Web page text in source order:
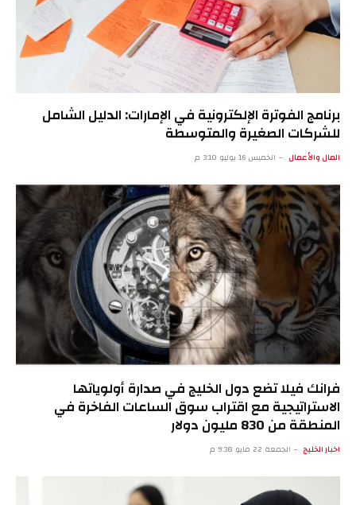
برنامج الفوترة الإلكترونية في الإمارات: الدليل الشامل
للشركات الصغيرة والمتوسطة
المال والأعمال الخميس 16 يوليو 3:10 م
فرانك فيلا تضع دول الخليج في صدارة أولوياتها
الاستراتيجية مع اقتراب سوق الساعات الفاخرة في
المنطقة من 830 مليون دولار
اخبار الخليج الجمعة 22 مايو 9:38 م